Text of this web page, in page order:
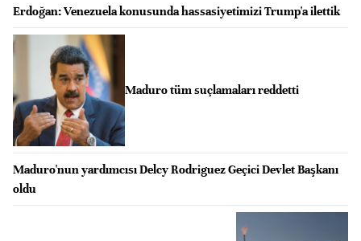
Erdoğan: Venezuela konusunda hassasiyetimizi Trump'a ilettik
Maduro tüm suçlamaları reddetti
Maduro'nun yardımcısı Delcy Rodriguez Geçici Devlet Başkanı
oldu